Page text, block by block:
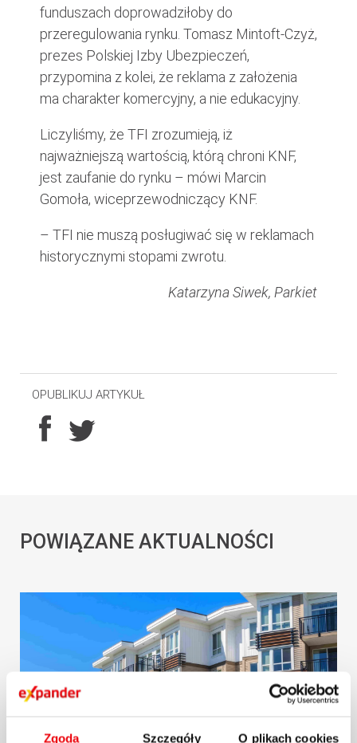
Zgoda Szczegóły O plikach cookies
funduszach doprowadziłoby do
przeregulowania rynku. Tomasz Mintoft-Czyż,
prezes Polskiej Izby Ubezpieczeń,
przypomina z kolei, że reklama z założenia
ma charakter komercyjny, a nie edukacyjny.
Liczyliśmy, że TFI zrozumieją, iż
najważniejszą wartością, którą chroni KNF,
jest zaufanie do rynku – mówi Marcin
Gomoła, wiceprzewodniczący KNF.
– TFI nie muszą posługiwać się w reklamach
historycznymi stopami zwrotu.
Katarzyna Siwek, Parkiet
OPUBLIKUJ ARTYKUŁ
POWIĄZANE AKTUALNOŚCI